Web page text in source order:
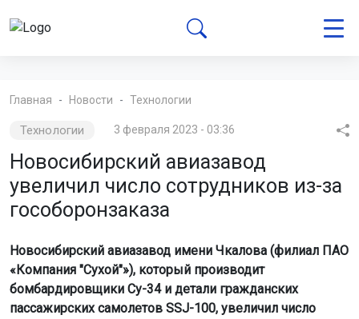
Главная Новости Технологии
Технологии 3 февраля 2023 - 03:36
Новосибирский авиазавод
увеличил число сотрудников из-за
гособоронзаказа
Новосибирский авиазавод имени Чкалова (филиал ПАО
«Компания "Сухой"»), который производит
бомбардировщики Су-34 и детали гражданских
пассажирских самолетов SSJ-100, увеличил число